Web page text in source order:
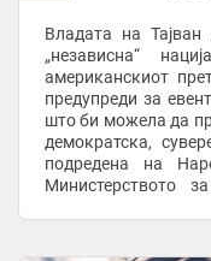
Владата на Тајван
„независна“
американскиот
предупреди за
што би можела да
демократска,
подредена на
Министерството